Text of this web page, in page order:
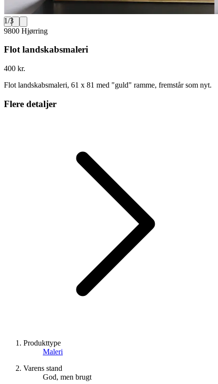
1/3
9800 Hjørring
Flot landskabsmaleri
400 kr.
Flot landskabsmaleri, 61 x 81 med "guld" ramme, fremstår som nyt.
Flere detaljer
Produkttype
Maleri
Varens stand
God, men brugt